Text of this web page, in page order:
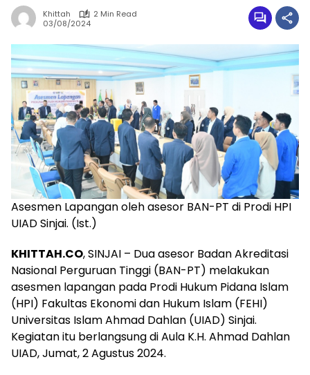
Khittah
2 Min Read
03/08/2024
Asesmen Lapangan oleh asesor BAN-PT di Prodi HPI
UIAD Sinjai. (Ist.)
KHITTAH.CO, SINJAI – Dua asesor Badan Akreditasi
Nasional Perguruan Tinggi (BAN-PT) melakukan
asesmen lapangan pada Prodi Hukum Pidana Islam
(HPI) Fakultas Ekonomi dan Hukum Islam (FEHI)
Universitas Islam Ahmad Dahlan (UIAD) Sinjai.
Kegiatan itu berlangsung di Aula K.H. Ahmad Dahlan
UIAD, Jumat, 2 Agustus 2024.